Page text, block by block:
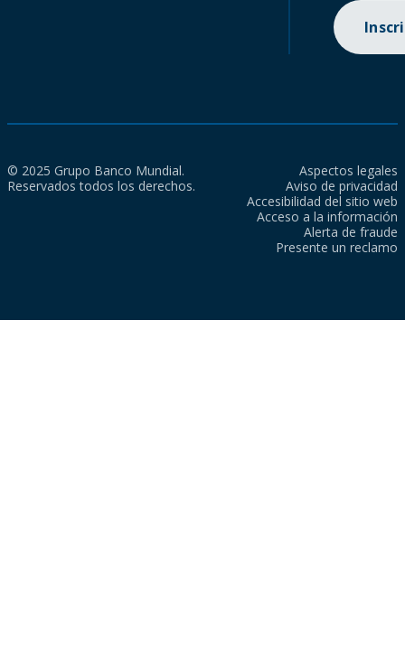
© 2025 Grupo Banco Mundial.
Reservados todos los derechos.
Aspectos legales
Aviso de privacidad
Accesibilidad del sitio web
Acceso a la información
Alerta de fraude
Presente un reclamo